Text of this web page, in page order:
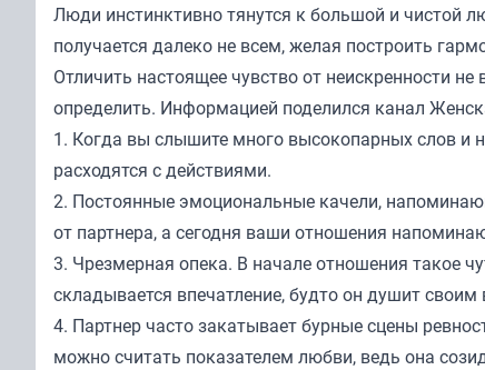
Люди инстинктивно тянутся к большой и чистой
получается далеко не всем, желая построить
Отличить настоящее чувство от неискренности
определить. Информацией поделился канал
1. Когда вы слышите много высокопарных слов и
расходятся с действиями.
2. Постоянные эмоциональные качели,
от партнера, а сегодня ваши отношения
3. Чрезмерная опека. В начале отношения такое
складывается впечатление, будто он душит
4. Партнер часто закатывает бурные сцены
можно считать показателем любви, ведь она